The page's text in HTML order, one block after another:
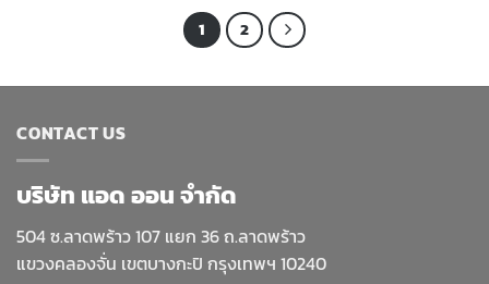
฿129,550.00
1 2
CONTACT US
บริษัท แอด ออน จำกัด
504 ซ.ลาดพร้าว 107 แยก 36 ถ.ลาดพร้าว
แขวงคลองจั่น เขตบางกะปิ กรุงเทพฯ 10240